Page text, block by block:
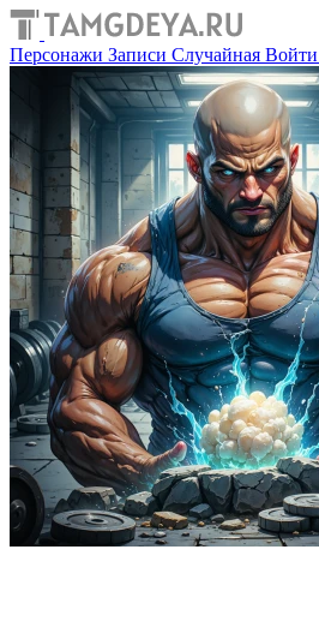
Персонажи Записи Случайная Войти